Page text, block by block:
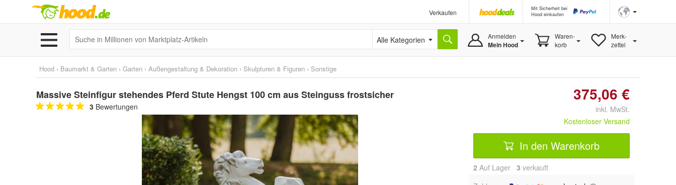
Verkaufen
Mit Sicherheit bei
Hood einkaufen
Alle Kategorien Anmelden
Mein Hood
Waren-
korb
Merk-
zettel
Hood › Baumarkt & Garten › Garten › Außengestaltung & Dekoration › Skulpturen & Figuren › Sonstige
Massive Steinfigur stehendes Pferd Stute Hengst 100 cm aus Steinguss frostsicher
3 Bewertungen
375,06 €
inkl. MwSt.
Kostenloser Versand
In den Warenkorb
2 Auf Lager 3 verkauft